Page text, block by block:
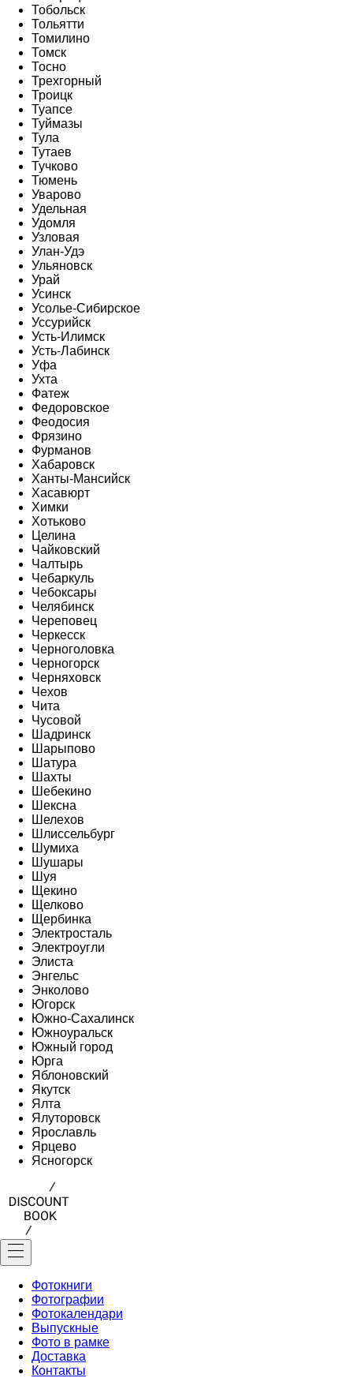
Тобольск
Тольятти
Томилино
Томск
Тосно
Трехгорный
Троицк
Туапсе
Туймазы
Тула
Тутаев
Тучково
Тюмень
Уварово
Удельная
Удомля
Узловая
Улан-Удэ
Ульяновск
Урай
Усинск
Усолье-Сибирское
Уссурийск
Усть-Илимск
Усть-Лабинск
Уфа
Ухта
Фатеж
Федоровское
Феодосия
Фрязино
Фурманов
Хабаровск
Ханты-Мансийск
Хасавюрт
Химки
Хотьково
Целина
Чайковский
Чалтырь
Чебаркуль
Чебоксары
Челябинск
Череповец
Черкесск
Черноголовка
Черногорск
Черняховск
Чехов
Чита
Чусовой
Шадринск
Шарыпово
Шатура
Шахты
Шебекино
Шексна
Шелехов
Шлиссельбург
Шумиха
Шушары
Шуя
Щекино
Щелково
Щербинка
Электросталь
Электроугли
Элиста
Энгельс
Энколово
Югорск
Южно-Сахалинск
Южноуральск
Южный город
Юрга
Яблоновский
Якутск
Ялта
Ялуторовск
Ярославль
Ярцево
Ясногорск
Фотокниги
Фотографии
Фотокалендари
Выпускные
Фото в рамке
Доставка
Контакты